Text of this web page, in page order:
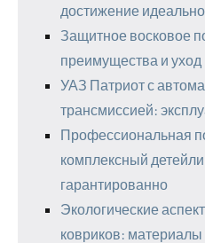
достижение
Защитное восковое
преимущества и уход
УАЗ Патриот с
трансмиссией:
Профессиональная
комплексный
гарантированно
Экологические
ковриков: материалы